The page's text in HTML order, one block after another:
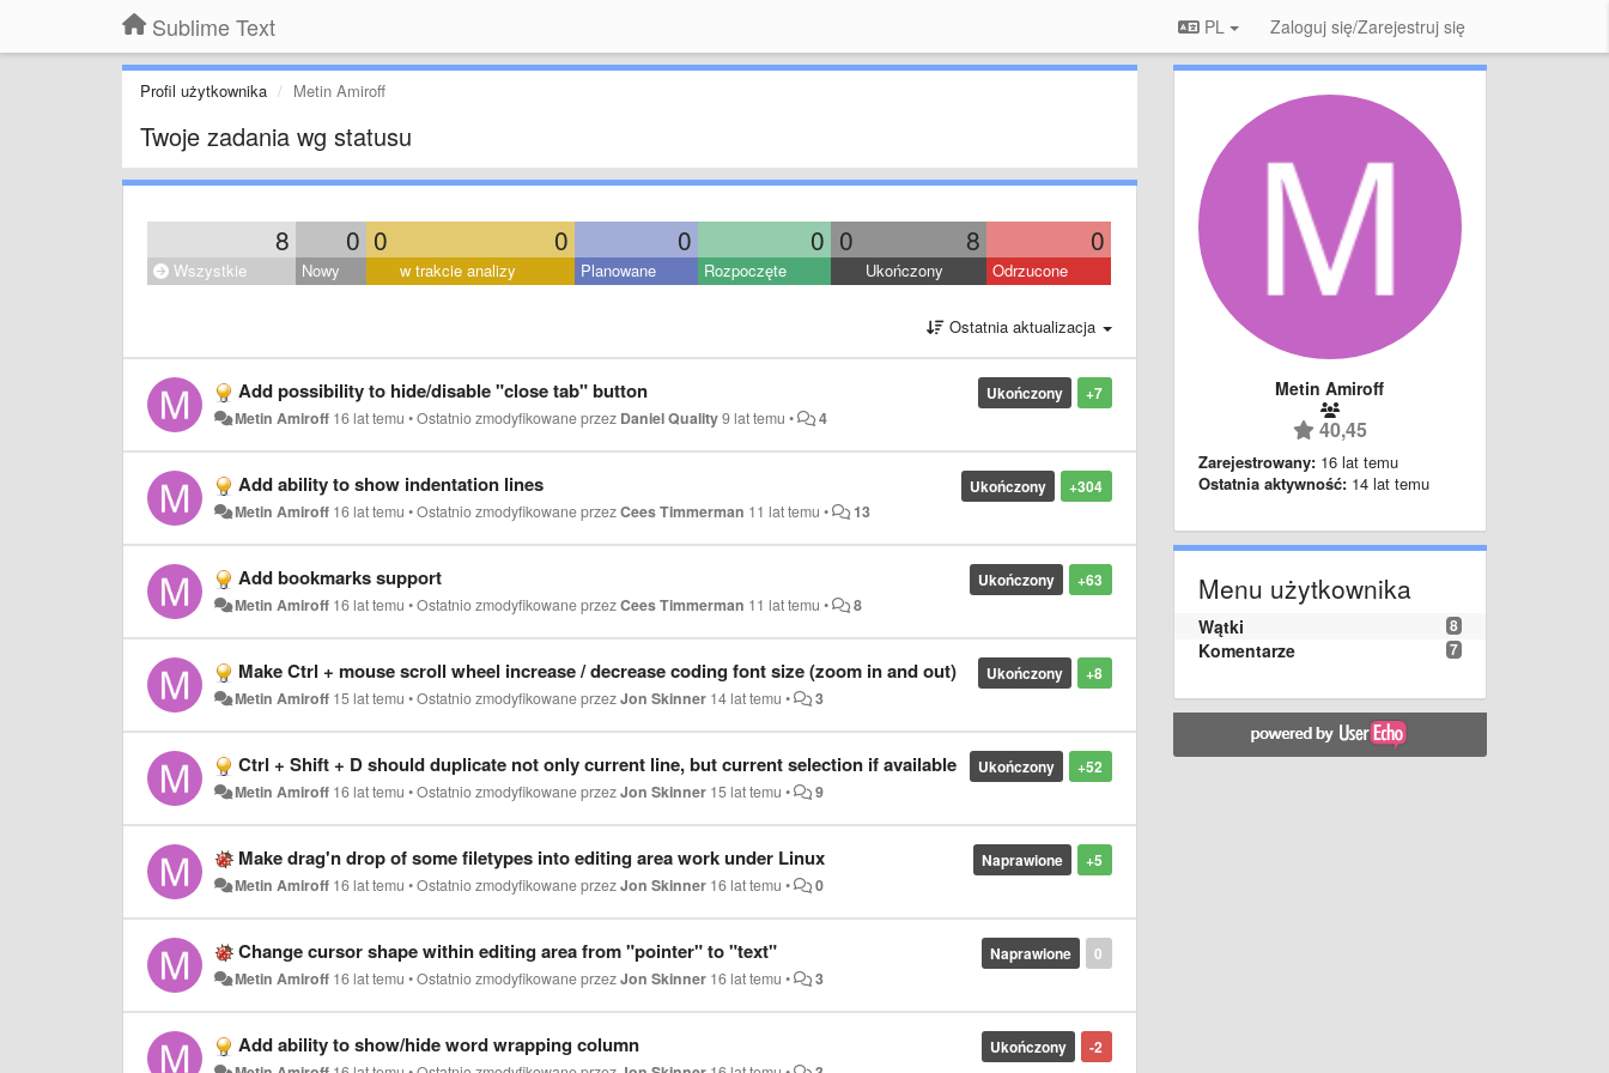
Sublime Text PL Zaloguj się/Zarejestruj się
Profil użytkownika Metin Amiroff
Twoje zadania wg statusu
8 0 0 0 0 0 0 8 0
Wszystkie Nowy w trakcie analizy Planowane Rozpoczęte Ukończony Odrzucone
Ostatnia aktualizacja
+7
Ukończony
Add possibility to hide/disable "close tab" button
Metin Amiroff 16 lat temu •Ostatnio zmodyfikowane przez Daniel Quality9 lat temu • 4
+304
Ukończony
Add ability to show indentation lines
Metin Amiroff 16 lat temu •Ostatnio zmodyfikowane przezCees Timmerman 11 lat temu • 13
+63
Ukończony
Add bookmarks support
Metin Amiroff 16 lat temu •Ostatnio zmodyfikowane przezCees Timmerman 11 lat temu • 8
+8
Ukończony
Make Ctrl + mouse scroll wheel increase / decrease coding font size (zoom in and out)
Metin Amiroff 15 lat temu •Ostatnio zmodyfikowane przezJon Skinner 14 lat temu • 3
+52
Ukończony
Ctrl + Shift + D should duplicate not only current line, but current selection if available
Metin Amiroff 16 lat temu •Ostatnio zmodyfikowane przezJon Skinner 15 lat temu • 9
+5
Naprawione
Make drag'n drop of some filetypes into editing area work under Linux
Metin Amiroff 16 lat temu •Ostatnio zmodyfikowane przezJon Skinner 16 lat temu • 0
0
Naprawione
Change cursor shape within editing area from "pointer" to "text"
Metin Amiroff 16 lat temu •Ostatnio zmodyfikowane przezJon Skinner 16 lat temu • 3
-2
Ukończony
Add ability to show/hide word wrapping column
Metin Amiroff
40,45
Zarejestrowany: 16 lat temu
Ostatnia aktywność: 14 lat temu
Menu użytkownika
8
Wątki
7
Komentarze